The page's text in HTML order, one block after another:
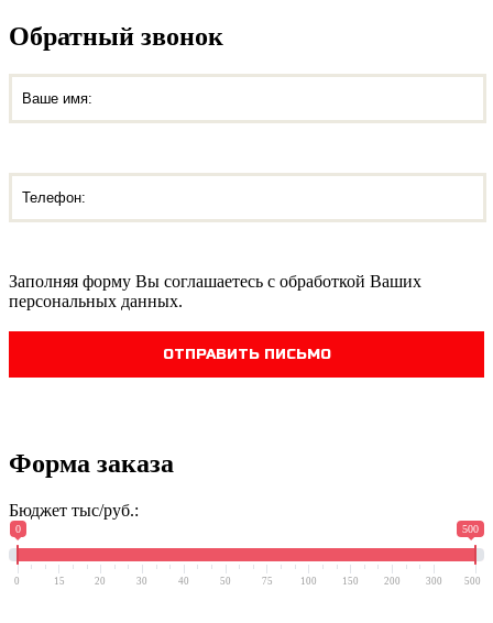
Обратный звонок
Заполняя форму Вы соглашаетесь с обработкой Ваших
персональных данных.
ОТПРАВИТЬ ПИСЬМО
Форма заказа
Бюджет тыс/руб.:
0 500
0 15 20 30 40 50 75 100 150 200 300 500